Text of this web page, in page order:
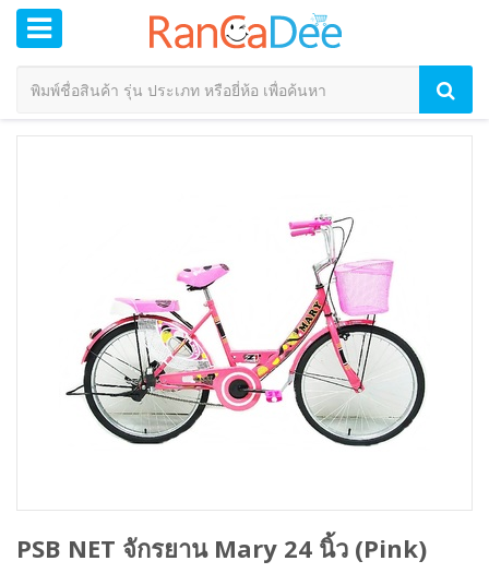
PSB NET จักรยาน Mary 24 นิ้ว (Pink)